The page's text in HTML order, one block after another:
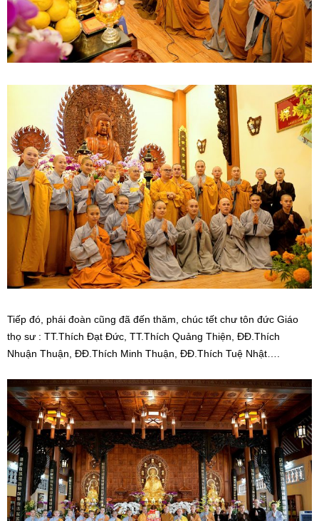
Tiếp đó, phái đoàn cũng đã đến thăm, chúc tết chư tôn đức Giáo
thọ sư : TT.Thích Đạt Đức, TT.Thích Quảng Thiện, ĐĐ.Thích
Nhuận Thuận, ĐĐ.Thích Minh Thuận, ĐĐ.Thích Tuệ Nhật….